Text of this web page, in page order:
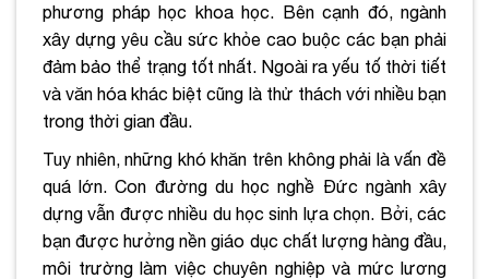
phương pháp học khoa học. Bên cạnh đó, ngành
xây dựng yêu cầu sức khỏe cao buộc các bạn phải
đảm bảo thể trạng tốt nhất. Ngoài ra yếu tố thời tiết
và văn hóa khác biệt cũng là thử thách với nhiều bạn
trong thời gian đầu.
Tuy nhiên, những khó khăn trên không phải là vấn đề
quá lớn. Con đường du học nghề Đức ngành xây
dựng vẫn được nhiều du học sinh lựa chọn. Bởi, các
bạn được hưởng nền giáo dục chất lượng hàng đầu,
môi trường làm việc chuyên nghiệp và mức lương